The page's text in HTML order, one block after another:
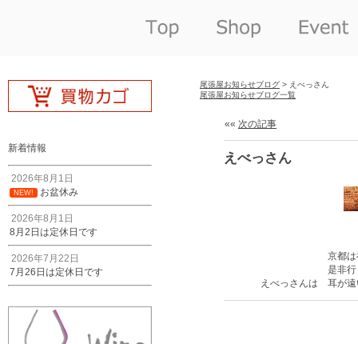
新着情報
2026年8月1日
NEW! お盆休み
2026年8月1日
8月2日は定休日です
2026年7月22日
7月26日は定休日です
尾張屋お知らせブログ > えべっさん
尾張屋お知らせブログ一覧
«« 次の記事
えべっさん
京都
是非
えべっさんは 耳が